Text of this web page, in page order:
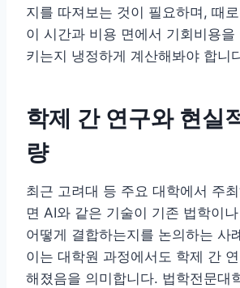
지를 따져보는 것이 필요하며, 때
이 시간과 비용 면에서 기회비용을
키는지 냉정하게 계산해봐야 합니
학제 간 연구와 현실
량
최근 고려대 등 주요 대학에서 주
면 AI와 같은 기술이 기존 법학이
어떻게 결합하는지를 논의하는 사
이는 대학원 과정에서도 학제 간
해졌음을 의미합니다. 법학전문대